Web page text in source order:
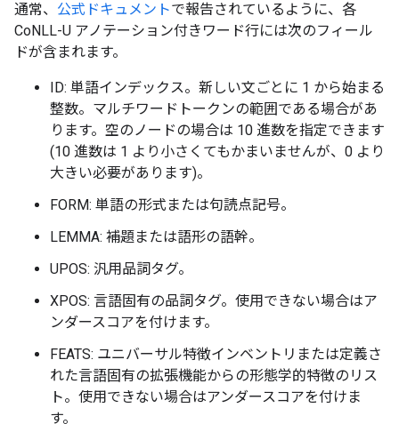
通常、 公式ドキュメントで報告されているように、各
CoNLL-U アノテーション付きワード行には次のフィール
ドが含まれます。
ID: 単語インデックス。新しい文ごとに 1 から始まる
整数。マルチワードトークンの範囲である場合があ
ります。空のノードの場合は 10 進数を指定できます
(10 進数は 1 より小さくてもかまいませんが、0 より
大きい必要があります)。
FORM: 単語の形式または句読点記号。
LEMMA: 補題または語形の語幹。
UPOS: 汎用品詞タグ。
XPOS: 言語固有の品詞タグ。使用できない場合はア
ンダースコアを付けます。
FEATS: ユニバーサル特徴インベントリまたは定義さ
れた言語固有の拡張機能からの形態学的特徴のリス
ト。使用できない場合はアンダースコアを付けま
す。